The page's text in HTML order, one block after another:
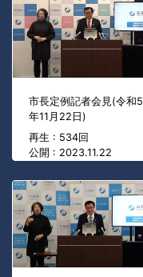
市長定例記者会見(令和5
年11月22日)
再生 : 534回
公開 : 2023.11.22